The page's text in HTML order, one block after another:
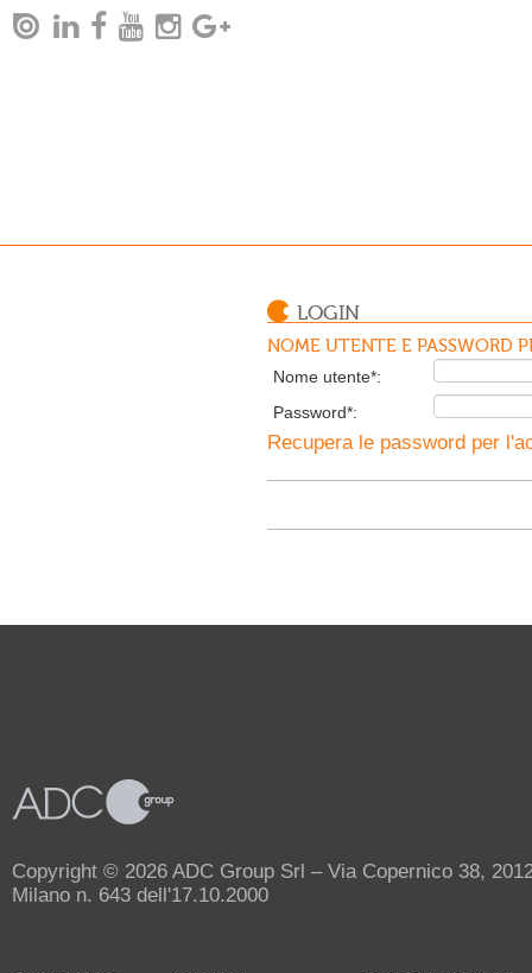
LOGIN
NOME UTENTE E PASSWORD
Nome utente*:
Password*:
Recupera le password per
Copyright © 2026 ADC Group Srl – Via Copernico 38,
Milano n. 643 dell'17.10.2000